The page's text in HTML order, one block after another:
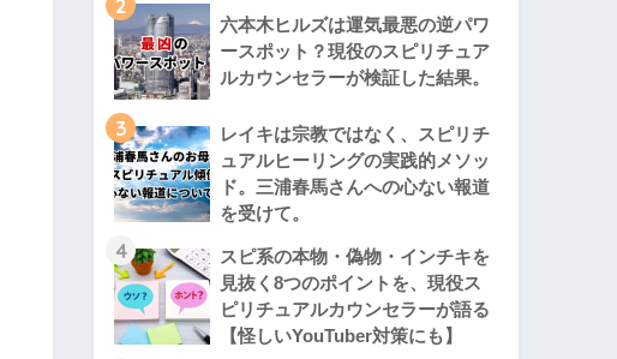
2
六本木ヒルズは運気最悪の逆パワ
ースポット？現役のスピリチュア
ルカウンセラーが検証した結果。
3
レイキは宗教ではなく、スピリチ
ュアルヒーリングの実践的メソッ
ド。三浦春馬さんへの心ない報道
を受けて。
4
スピ系の本物・偽物・インチキを
見抜く8つのポイントを、現役ス
ピリチュアルカウンセラーが語る
【怪しいYouTuber対策にも】